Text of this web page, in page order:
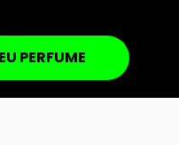
PERFUME